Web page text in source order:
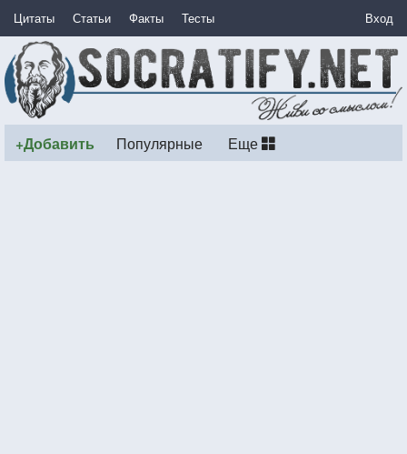
Цитаты Статьи Факты Тесты Вход
+Добавить Популярные Еще